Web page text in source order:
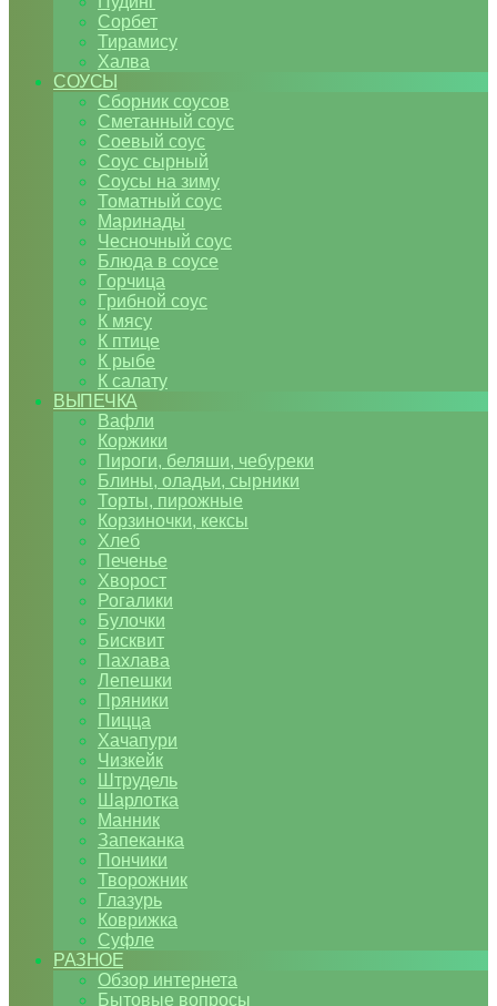
Сорбет
Тирамису
Халва
СОУСЫ
Сборник соусов
Сметанный соус
Соевый соус
Соус сырный
Соусы на зиму
Томатный соус
Маринады
Чесночный соус
Блюда в соусе
Горчица
Грибной соус
К мясу
К птице
К рыбе
К салату
ВЫПЕЧКА
Вафли
Коржики
Пироги, беляши, чебуреки
Блины, оладьи, сырники
Торты, пирожные
Корзиночки, кексы
Хлеб
Печенье
Хворост
Рогалики
Булочки
Бисквит
Пахлава
Лепешки
Пряники
Пицца
Хачапури
Чизкейк
Штрудель
Шарлотка
Манник
Запеканка
Пончики
Творожник
Глазурь
Коврижка
Суфле
РАЗНОЕ
Обзор интернета
Бытовые вопросы